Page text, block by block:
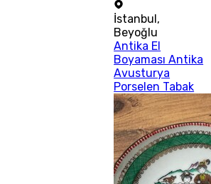
İstanbul ,
Beyoğlu
Antika El
Boyaması Antika
Avusturya
Porselen Tabak